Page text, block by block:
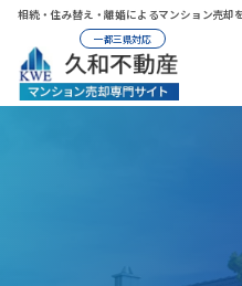
相続・住み替え・離婚によるマンション売却
一都三県対応